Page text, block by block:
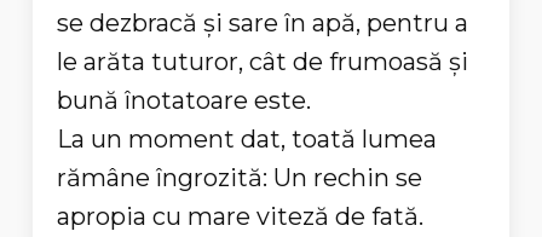
se dezbracă și sare în apă, pentru a
le arăta tuturor, cât de frumoasă și
bună înotatoare este.
La un moment dat, toată lumea
rămâne îngrozită: Un rechin se
apropia cu mare viteză de fată.